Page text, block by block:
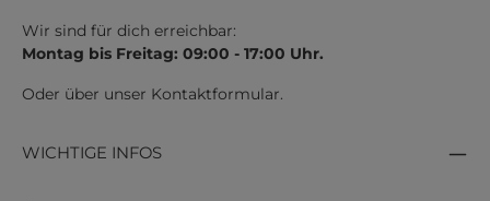
Wir sind für dich erreichbar:
Montag bis Freitag: 09:00 - 17:00 Uhr.
Oder über unser Kontaktformular.
WICHTIGE INFOS